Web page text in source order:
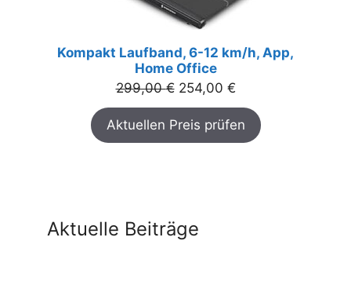
Kompakt Laufband, 6-12 km/h, App,
Home Office
299,00€ Ursprünglicher
Preis
war:
299,00 €
254,00 €Aktueller
Preis
ist:
254,00 €.
Aktuellen Preis prüfen
Aktuelle Beiträge